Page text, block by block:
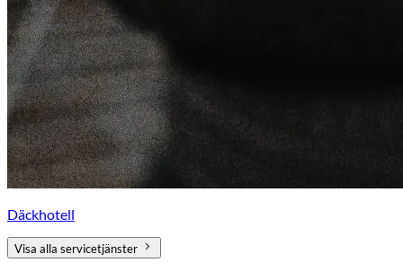
Däckhotell
Visa alla servicetjänster